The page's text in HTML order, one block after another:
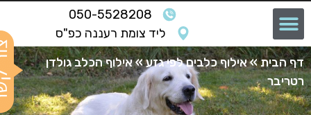
050-5528208
ליד צומת רעננה כפ"ס
הבית»אילוף כלבים לפי גזע»אילוף הכלב גולדן